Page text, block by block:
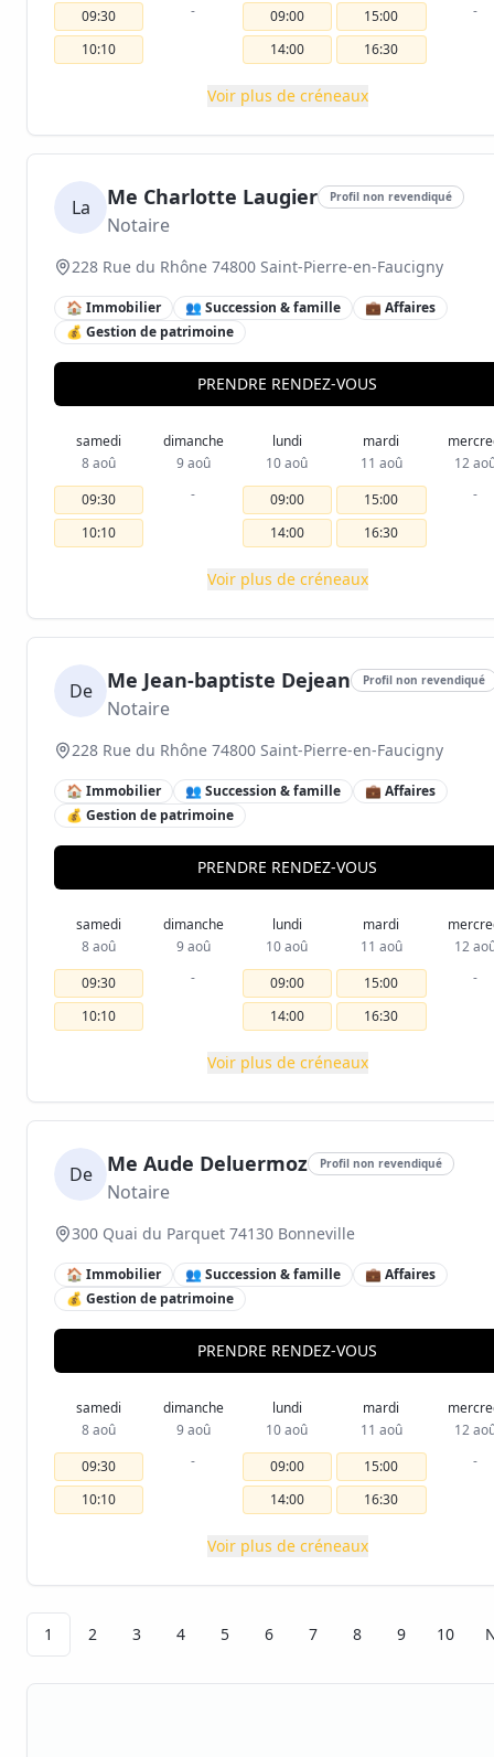
09:30
10:10
-
09:00
14:00
15:00
16:30
-
Voir plus de créneaux
La Me Charlotte Laugier Profil non revendiqué
Notaire
228 Rue du Rhône 74800 Saint-Pierre-en-Faucigny
🏠 Immobilier 👥 Succession & famille
💼 Affaires
💰 Gestion de patrimoine
PRENDRE RENDEZ-VOUS
samedi
8 aoû
09:30
10:10
dimanche
9 aoû
-
lundi
10 aoû
09:00
14:00
mardi
11 aoû
15:00
16:30
12
-
Voir plus de créneaux
De Me Jean-baptiste Dejean Profil non revendiqué
Notaire
228 Rue du Rhône 74800 Saint-Pierre-en-Faucigny
🏠 Immobilier 👥 Succession & famille
💼 Affaires
💰 Gestion de patrimoine
PRENDRE RENDEZ-VOUS
samedi
8 aoû
09:30
10:10
dimanche
9 aoû
-
lundi
10 aoû
09:00
14:00
mardi
11 aoû
15:00
16:30
12
-
Voir plus de créneaux
De Me Aude Deluermoz Profil non revendiqué
Notaire
300 Quai du Parquet 74130 Bonneville
🏠 Immobilier 👥 Succession & famille
💼 Affaires
💰 Gestion de patrimoine
PRENDRE RENDEZ-VOUS
samedi
8 aoû
09:30
10:10
dimanche
9 aoû
-
lundi
10 aoû
09:00
14:00
mardi
11 aoû
15:00
16:30
12
-
Voir plus de créneaux
1 2 3 4 5 6 7 8 9 10